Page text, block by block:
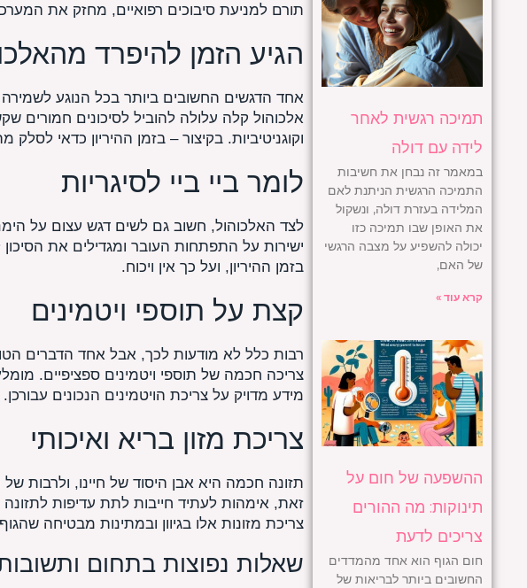
תמיכה רגשית לאחר
לידה עם דולה
במאמר זה נבחן את חשיבות
התמיכה הרגשית הניתנת לאם
המלידה בעזרת דולה, ונשקול
את האופן שבו תמיכה כזו
יכולה להשפיע על מצבה הרגשי
של האם,
קרא עוד »
ההשפעה של חום על
תינוקות: מה ההורים
צריכים לדעת
חום הגוף הוא אחד מהמדדים
החשובים ביותר לבריאות של
תורם למניעת סיבוכים רפואיים, מחזק את
הגיע הזמן להיפרד
אחד הדגשים החשובים ביותר בכל הנוגע
אלכוהול קלה עלולה להוביל לסיכונים חמורים
וקוגניטיביות. בקיצור – בזמן ההיריון כדאי
לומר ביי ביי לסיגריות
לצד האלכוהול, חשוב גם לשים דגש עצום על
ישירות על התפתחות העובר ומגדילים את
בזמן ההיריון, ועל כך אין ויכוח.
קצת על תוספי ויטמינים
רבות כלל לא מודעות לכך, אבל אחד הדברים
צריכה חכמה של תוספי ויטמינים ספציפיים.
מידע מדויק על צריכת הויטמינים הנכונים עבורכן.
צריכת מזון בריא ואיכותי
תזונה חכמה היא אבן היסוד של חיינו, ולרבות
זאת, אימהות לעתיד חייבות לתת עדיפות לתזונה
צריכת מזונות אלו בגיוון ובמתינות מבטיחה
שאלות נפוצות בתחום